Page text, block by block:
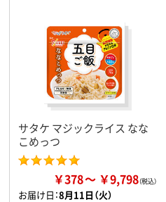
サタケ マジックライス なな
こめっつ
￥378 ￥9,798
お届け日：8月11日（火）